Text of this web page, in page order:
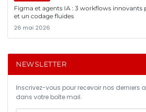
Figma et agents IA : 3 workflows innovants
et un codage fluides
26 mai 2026
NEWSLETTER
Inscrivez-vous pour recevoir nos derniers
dans votre boîte mail.